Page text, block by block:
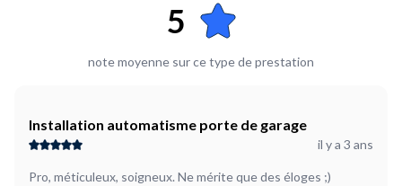
J'aurais la possibilité de l'acheter neuve ou très bonne
occasion. Porte sectionnelle motorisée avec portillon.
5
note moyenne sur ce type de prestation
Installation automatisme porte de garage
il y a 3 ans
Pro, méticuleux, soigneux. Ne mérite que des éloges ;)